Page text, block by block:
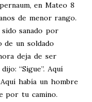
en Mateo 8
de menor rango.
sanado por
de un soldado
deja de ser
“Sigue”. Aquí
había un hombre
por tu camino.